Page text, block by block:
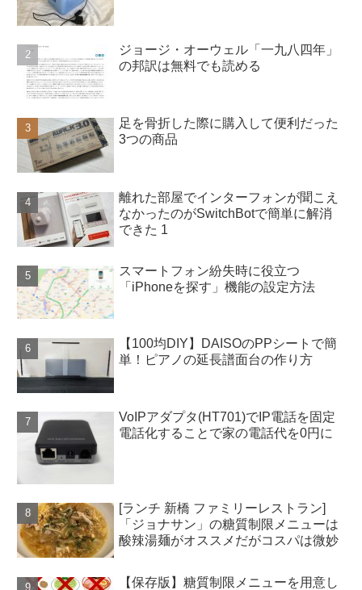
ジョージ・オーウェル「一九八四年」
の邦訳は無料でも読める
足を骨折した際に購入して便利だった
3つの商品
離れた部屋でインターフォンが聞こえ
なかったのがSwitchBotで簡単に解消
できた 1
スマートフォン紛失時に役立つ
「iPhoneを探す」機能の設定方法
【100均DIY】DAISOのPPシートで簡
単！ピアノの延長譜面台の作り方
VoIPアダプタ(HT701)でIP電話を固定
電話化することで家の電話代を0円に
[ランチ 新橋 ファミリーレストラン]
「ジョナサン」の糖質制限メニューは
酸辣湯麺がオススメだがコスパは微妙
【保存版】糖質制限メニューを用意し